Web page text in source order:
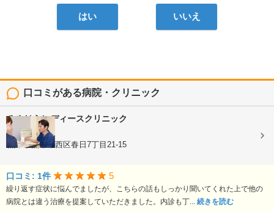
はい いいえ
口コミがある病院・クリニック
みやはらレディースクリニック
婦人科
熊本県熊本市西区春日7丁目21-15
口コミ: 1件 5
繰り返す症状に悩んでましたが、こちらの話もしっかり聞いてくれた上で他の
病院とは違う治療を提案していただきました。内診も丁... 続きを読む